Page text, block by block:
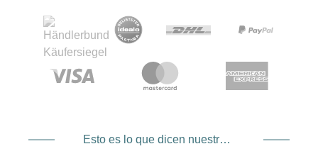
Esto es lo que dicen nuestros clientes